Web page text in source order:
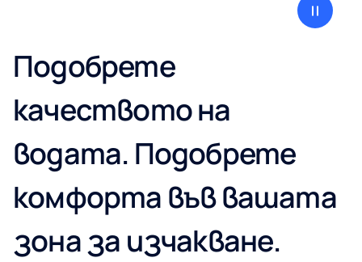
Индивидуални решения за хидратация за здравни
Подобрете
качеството на
водата. Подобрете
комфорта във вашата
зона за изчакване.